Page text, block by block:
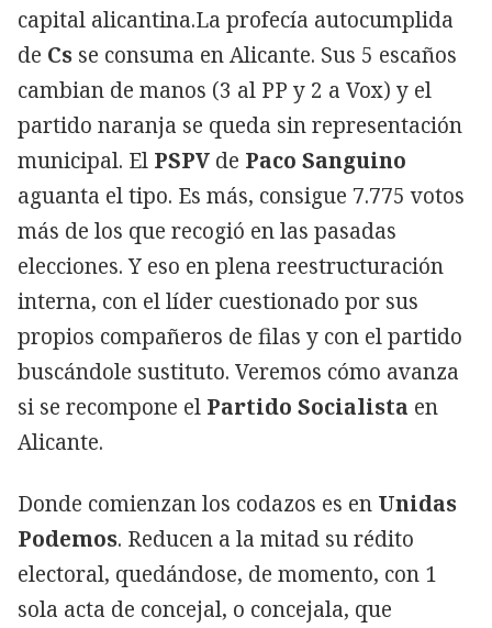
capital alicantina.La profecía autocumplida
de Cs se consuma en Alicante. Sus 5 escaños
cambian de manos (3 al PP y 2 a Vox) y el
partido naranja se queda sin representación
municipal. El PSPV de Paco Sanguino
aguanta el tipo. Es más, consigue 7.775 votos
más de los que recogió en las pasadas
elecciones. Y eso en plena reestructuración
interna, con el líder cuestionado por sus
propios compañeros de filas y con el partido
buscándole sustituto. Veremos cómo avanza
si se recompone el Partido Socialista en
Alicante.
Donde comienzan los codazos es en Unidas
Podemos. Reducen a la mitad su rédito
electoral, quedándose, de momento, con 1
sola acta de concejal, o concejala, que